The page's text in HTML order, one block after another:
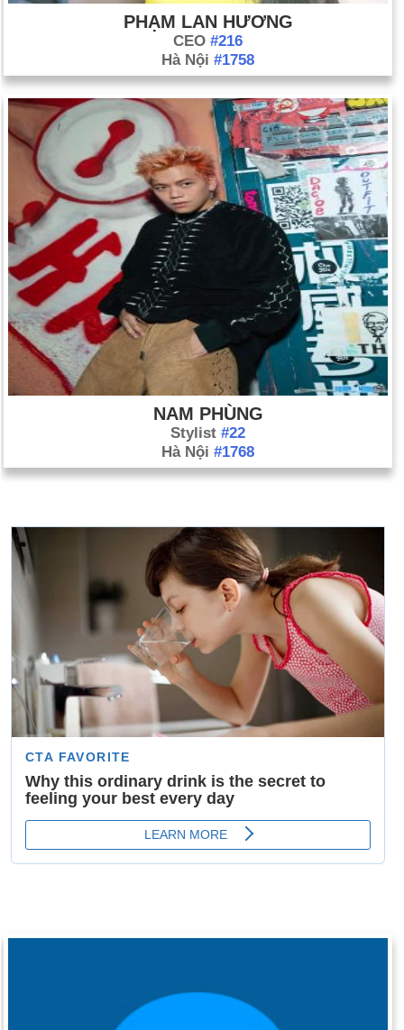
PHẠM LAN HƯƠNG
CEO #216
Hà Nội #1758
NAM PHÙNG
Stylist #22
Hà Nội #1768